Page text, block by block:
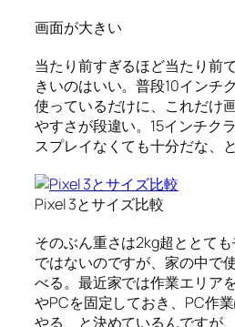
画面が大きい
当たり前すぎるほど当たり前
きいのはいい。普段10インチ
使っているだけに、これだけ
やすさが段違い。15インチク
スプレイなくても十分だな、
Pixel 3とサイズ比較
そのぶん重さは2kg超ととて
ではないのですが、家の中で
べる。最近家では作業エリア
やPCを固定しておき、PC作
やる、と決めているんですが